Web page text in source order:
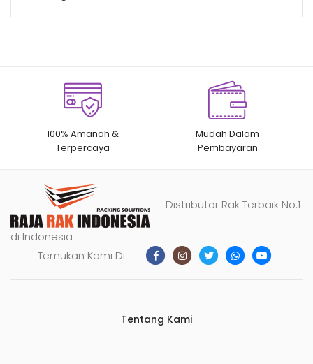
100% Amanah &
Terpercaya
Mudah Dalam
Pembayaran
Distributor Rak Terbaik No.1
di Indonesia
Temukan Kami Di :
Tentang Kami